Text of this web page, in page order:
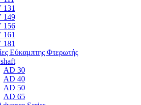
149
156
Εύκαμπτης Φτερωτής
AD 30
AD 40
AD 50
AD 65